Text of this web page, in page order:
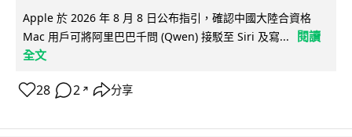
Apple 於 2026 年 8 月 8 日公布指引，確認中國大陸合資格
Mac 用戶可將阿里巴巴千問 (Qwen) 接駁至 Siri 及寫...
閱讀
全文
28 2 ↗ 分享